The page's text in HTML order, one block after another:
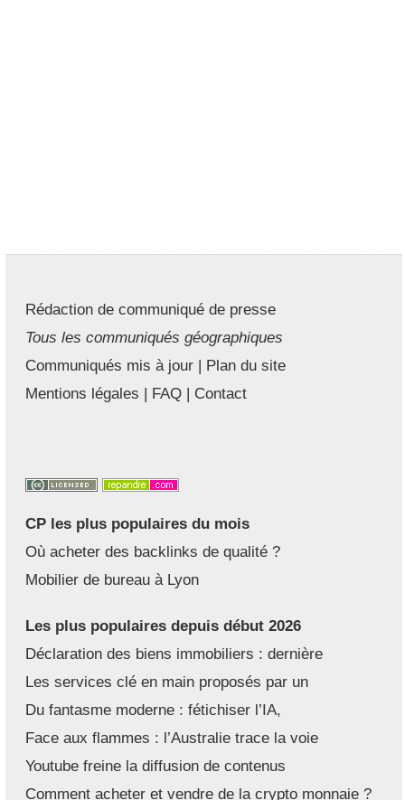
Rédaction de communiqué de presse
Tous les communiqués géographiques
Communiqués mis à jour | Plan du site
Mentions légales | FAQ | Contact
CP les plus populaires du mois
Où acheter des backlinks de qualité ?
Mobilier de bureau à Lyon
Les plus populaires depuis début 2026
Déclaration des biens immobiliers : dernière
Les services clé en main proposés par un
Du fantasme moderne : fétichiser l’IA,
Face aux flammes : l’Australie trace la voie
Youtube freine la diffusion de contenus
Comment acheter et vendre de la crypto monnaie ?